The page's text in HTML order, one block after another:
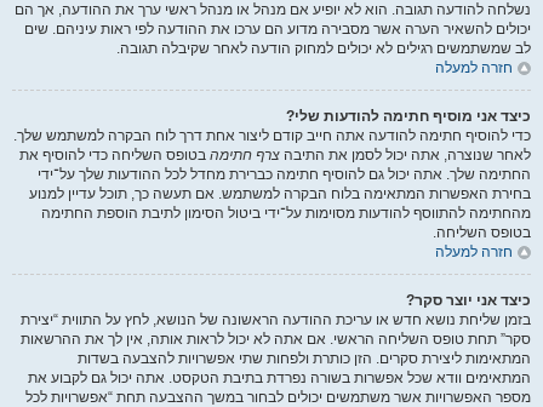
נשלחה להודעה תגובה. הוא לא יופיע אם מנהל או מנהל ראשי ערך את ההודעה, אך הם
יכולים להשאיר הערה אשר מסבירה מדוע הם ערכו את ההודעה לפי ראות עיניהם. שים
לב שמשתמשים רגילים לא יכולים למחוק הודעה לאחר שקיבלה תגובה.
חזרה למעלה
כיצד אני מוסיף חתימה להודעות שלי?
כדי להוסיף חתימה להודעה אתה חייב קודם ליצור אחת דרך לוח הבקרה למשתמש שלך.
לאחר שנוצרה, אתה יכול לסמן את התיבה צרף חתימה בטופס השליחה כדי להוסיף את
החתימה שלך. אתה יכול גם להוסיף חתימה כברירת מחדל לכל ההודעות שלך על־ידי
בחירת האפשרות המתאימה בלוח הבקרה למשתמש. אם תעשה כך, תוכל עדיין למנוע
מהחתימה להתווסף להודעות מסוימות על־ידי ביטול הסימון לתיבת הוספת החתימה
בטופס השליחה.
חזרה למעלה
כיצד אני יוצר סקר?
בזמן שליחת נושא חדש או עריכת ההודעה הראשונה של הנושא, לחץ על התווית “יצירת
סקר” תחת טופס השליחה הראשי. אם אתה לא יכול לראות אותה, אין לך את ההרשאות
המתאימות ליצירת סקרים. הזן כותרת ולפחות שתי אפשרויות להצבעה בשדות
המתאימים וודא שכל אפשרות בשורה נפרדת בתיבת הטקסט. אתה יכול גם לקבוע את
מספר האפשרויות אשר משתמשים יכולים לבחור במשך ההצבעה תחת “אפשרויות לכל